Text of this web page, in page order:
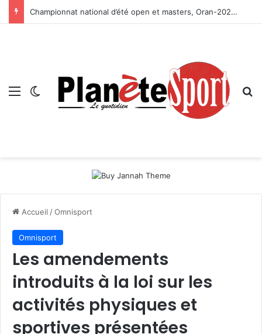
Championnat national d’été open et masters, Oran-2026 — Le CRB s’adjuge le titre
Menu Switch skin
Accueil /Omnisport
Omnisport
Les amendements
introduits à la loi sur les
activités physiques et
sportives présentées